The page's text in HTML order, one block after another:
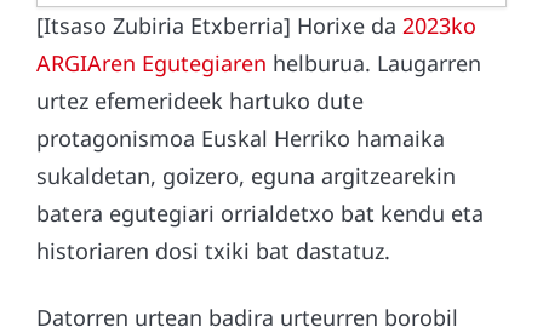
[Itsaso Zubiria Etxberria] Horixe da 2023ko
ARGIAren Egutegiaren helburua. Laugarren
urtez efemerideek hartuko dute
protagonismoa Euskal Herriko hamaika
sukaldetan, goizero, eguna argitzearekin
batera egutegiari orrialdetxo bat kendu eta
historiaren dosi txiki bat dastatuz.
Datorren urtean badira urteurren borobil